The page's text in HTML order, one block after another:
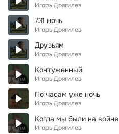
Игорь Дрягилев
731 ночь
Игорь Дрягилев
Друзьям
Игорь Дрягилев
Контуженный
Игорь Дрягилев
По часам уже ночь
Игорь Дрягилев
Когда мы были на войне
Игорь Дрягилев